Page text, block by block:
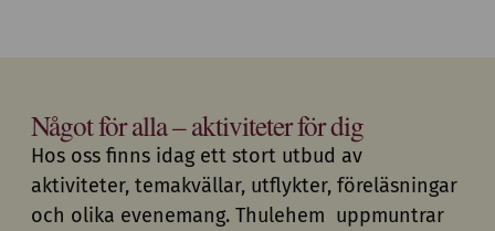
Något för alla – aktiviteter för dig
Hos oss finns idag ett stort utbud av
aktiviteter, temakvällar, utflykter, föreläsningar
och olika evenemang. Thulehem uppmuntrar